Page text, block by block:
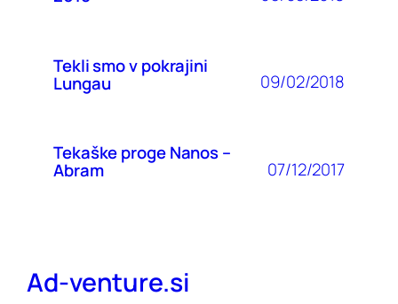
Tekli smo v pokrajini
Lungau 09/02/2018
Tekaške proge Nanos –
Abram 07/12/2017
Ad-venture.si